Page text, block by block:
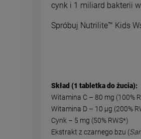
cynk i 1 miliard bakterii
Spróbuj Nutrilite™ Kids
Skład (1 tabletka do żucia):
Witamina C – 80 mg (100%
Witamina D – 10 µg (200%
Cynk – 5 mg (50% RWS*)
Ekstrakt z czarnego bzu (